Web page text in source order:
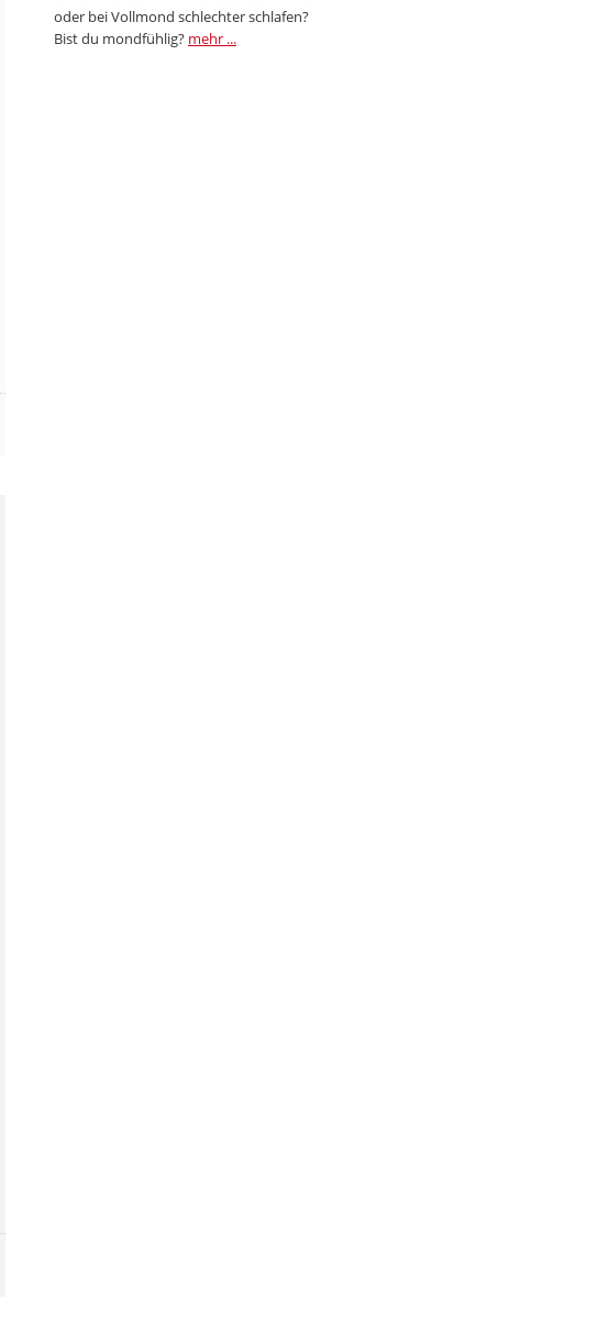
oder bei Vollmond schlechter schlafen?
Bist du mondfühlig? mehr ...